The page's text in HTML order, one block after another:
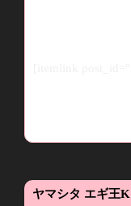
ヤマシタ エギ王K